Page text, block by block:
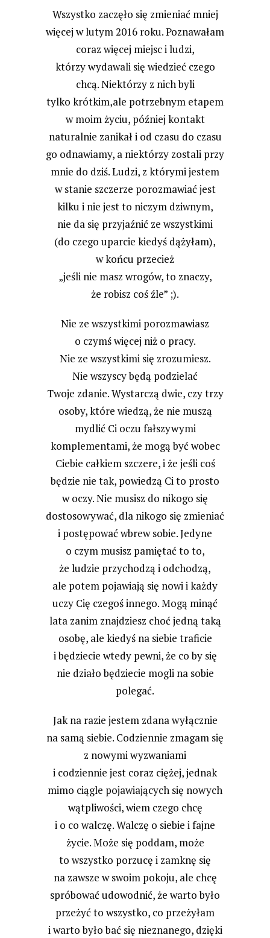
Wszystko zaczęło się zmieniać mniej
więcej w lutym 2016 roku. Poznawałam
coraz więcej miejsc i ludzi,
którzy wydawali się wiedzieć czego
chcą. Niektórzy z nich byli
tylko krótkim,ale potrzebnym etapem
w moim życiu, później kontakt
naturalnie zanikał i od czasu do czasu
go odnawiamy, a niektórzy zostali przy
mnie do dziś. Ludzi, z którymi jestem
w stanie szczerze porozmawiać jest
kilku i nie jest to niczym dziwnym,
nie da się przyjaźnić ze wszystkimi
(do czego uparcie kiedyś dążyłam),
w końcu przecież
„jeśli nie masz wrogów, to znaczy,
że robisz coś źle” ;).
Nie ze wszystkimi porozmawiasz
o czymś więcej niż o pracy.
Nie ze wszystkimi się zrozumiesz.
Nie wszyscy będą podzielać
Twoje zdanie. Wystarczą dwie, czy trzy
osoby, które wiedzą, że nie muszą
mydlić Ci oczu fałszywymi
komplementami, że mogą być wobec
Ciebie całkiem szczere, i że jeśli coś
będzie nie tak, powiedzą Ci to prosto
w oczy. Nie musisz do nikogo się
dostosowywać, dla nikogo się zmieniać
i postępować wbrew sobie. Jedyne
o czym musisz pamiętać to to,
że ludzie przychodzą i odchodzą,
ale potem pojawiają się nowi i każdy
uczy Cię czegoś innego. Mogą minąć
lata zanim znajdziesz choć jedną taką
osobę, ale kiedyś na siebie traficie
i będziecie wtedy pewni, że co by się
nie działo będziecie mogli na sobie
polegać.
Jak na razie jestem zdana wyłącznie
na samą siebie. Codziennie zmagam się
z nowymi wyzwaniami
i codziennie jest coraz ciężej, jednak
mimo ciągle pojawiających się nowych
wątpliwości, wiem czego chcę
i o co walczę. Walczę o siebie i fajne
życie. Może się poddam, może
to wszystko porzucę i zamknę się
na zawsze w swoim pokoju, ale chcę
spróbować udowodnić, że warto było
przeżyć to wszystko, co przeżyłam
i warto było bać się nieznanego, dzięki